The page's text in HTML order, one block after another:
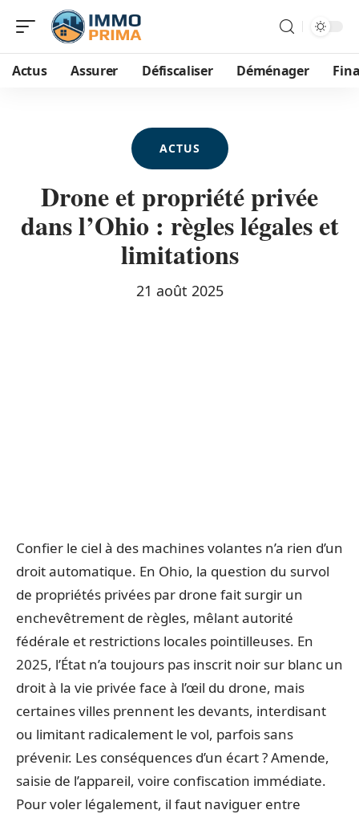
Actus Assurer Défiscaliser Déménager
ACTUS
Drone et propriété privée
dans l’Ohio : règles légales et
limitations
21 août 2025
Confier le ciel à des machines volantes n’a rien d’un
droit automatique. En Ohio, la question du survol
de propriétés privées par drone fait surgir un
enchevêtrement de règles, mêlant autorité
fédérale et restrictions locales pointilleuses. En
2025, l’État n’a toujours pas inscrit noir sur blanc un
droit à la vie privée face à l’œil du drone, mais
certaines villes prennent les devants, interdisant
ou limitant radicalement le vol, parfois sans
prévenir. Les conséquences d’un écart ? Amende,
saisie de l’appareil, voire confiscation immédiate.
Pour voler légalement, il faut naviguer entre